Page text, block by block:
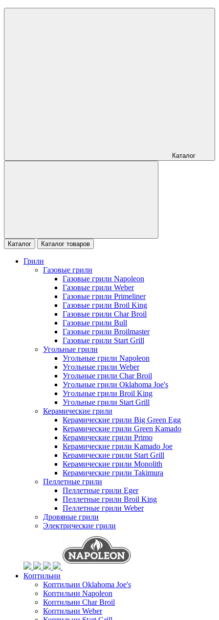
Каталог
Каталог Каталог товаров
Грили
Газовые грили
Газовые грили Napoleon
Газовые грили Weber
Газовые грили Primeliner
Газовые грили Broil King
Газовые грили Char Broil
Газовые грили Bull
Газовые грили Broilmaster
Газовые грили Start Grill
Угольные грили
Угольные грили Napoleon
Угольные грили Weber
Угольные грили Char Broil
Угольные грили Oklahoma Joe's
Угольные грили Broil King
Угольные грили Start Grill
Керамические грили
Керамические грили Big Green Egg
Керамические грили Green Kamado
Керамические грили Primo
Керамические грили Kamado Joe
Керамические грили Start Grill
Керамические грили Monolith
Керамические грили Takimura
Пеллетные грили
Пеллетные грили Eger
Пеллетные грили Broil King
Пеллетные грили Weber
Дровяные грили
Электрические грили
Коптильни
Коптильни Oklahoma Joe's
Коптильни Napoleon
Коптильни Char Broil
Коптильни Weber